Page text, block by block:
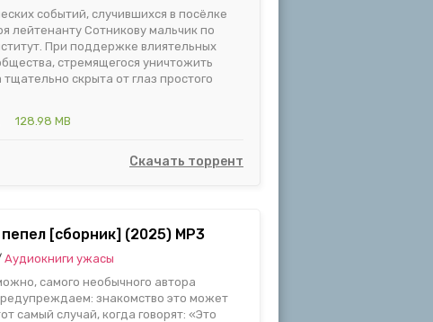
событий, случившихся в посёлке
Сотникову мальчик по
При поддержке влиятельных
стремящегося уничтожить
скрыта от глаз простого
128.98 MB
Скачать торрент
[сборник] (2025) MP3
Аудиокниги ужасы
самого необычного автора
знакомство это может
самый случай, когда говорят: «Это